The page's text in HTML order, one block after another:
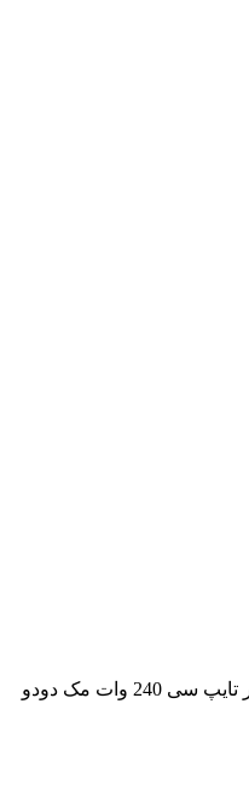
/ کابل شارژ دو سر تایپ سی 240 وات مک دودو